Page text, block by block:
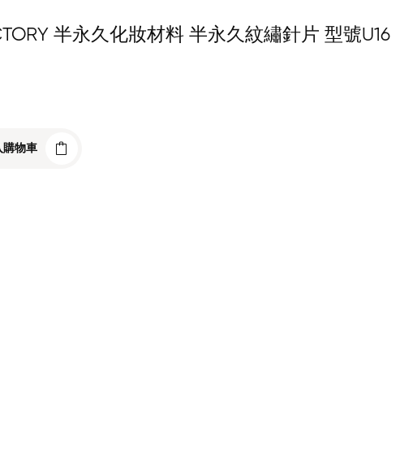
半永久化妝材料 半永久紋繡針片 型號U16
購物車